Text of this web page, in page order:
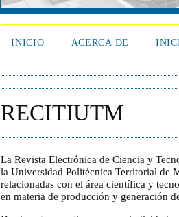
INICIO ACERCA DE
RECITIUTM
La Revista Electrónica de Ciencia y
la Universidad Politécnica Territorial de
relacionadas con el área científica y
en materia de producción y generación